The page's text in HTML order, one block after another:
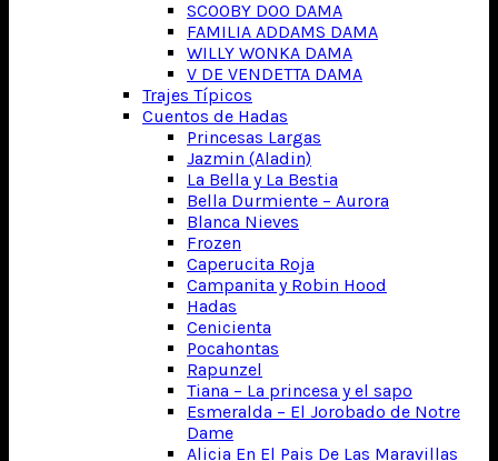
SCOOBY DOO DAMA
FAMILIA ADDAMS DAMA
WILLY WONKA DAMA
V DE VENDETTA DAMA
Trajes Típicos
Cuentos de Hadas
Princesas Largas
Jazmin (Aladin)
La Bella y La Bestia
Bella Durmiente – Aurora
Blanca Nieves
Frozen
Caperucita Roja
Campanita y Robin Hood
Hadas
Cenicienta
Pocahontas
Rapunzel
Tiana – La princesa y el sapo
Esmeralda – El Jorobado de Notre
Dame
Alicia En El Pais De Las Maravillas